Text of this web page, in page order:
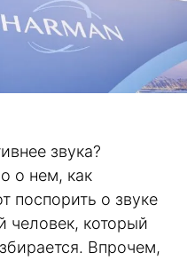
звука?
о нем, как
поспорить о звуке
человек, который
Впрочем,